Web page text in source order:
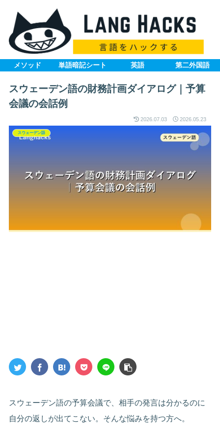
メソッド 単語暗記シート 英語 第二外国語
スウェーデン語の財務計画ダイアログ｜予算
会議の会話例
2026.07.03 2026.05.23
スウェーデン語
スウェーデン語の予算会議で、相手の発言は分かるのに
自分の返しが出てこない。そんな悩みを持つ方へ。